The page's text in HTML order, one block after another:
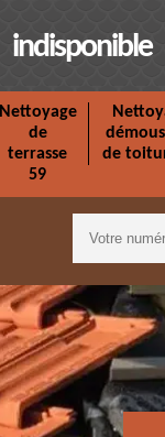
indisponible
Nettoyage
de
terrasse
59
de